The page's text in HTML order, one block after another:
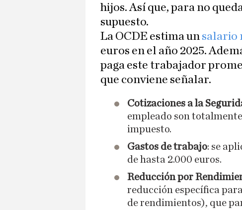
hijos. Así que, para no
supuesto.
La OCDE estima un salario
euros en el año 2025.
paga este trabajador
que conviene señalar.
Cotizaciones a la
empleado son
impuesto.
Gastos de trabajo: se
de hasta 2.000 euros.
Reducción por
reducción específica
de rendimientos), que